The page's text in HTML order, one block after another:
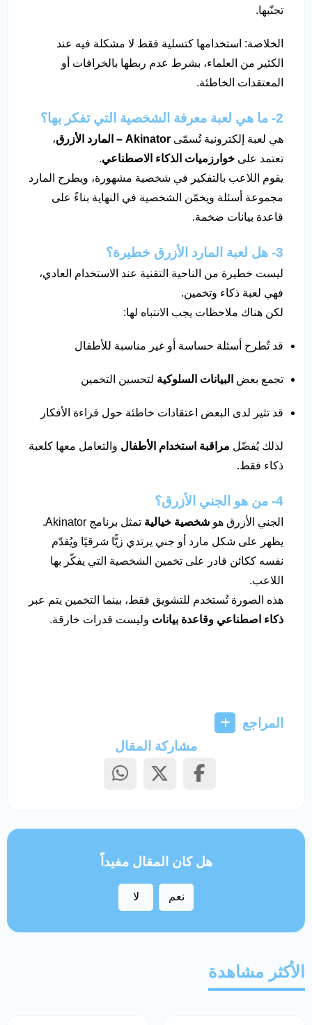
تجنّبها.
الخلاصة: استخدامها كتسلية فقط لا مشكلة فيه عند
الكثير من العلماء، بشرط عدم ربطها بالخرافات أو
المعتقدات الخاطئة.
2- ما هي لعبة معرفة الشخصية التي تفكر بها؟
هي لعبة إلكترونية تُسمّى Akinator – المارد الأزرق
،
تعتمد على خوارزميات الذكاء الاصطناعي.
يقوم اللاعب بالتفكير في شخصية مشهورة، ويطرح المارد
مجموعة أسئلة ويخمّن الشخصية في النهاية بناءً على
قاعدة بيانات ضخمة.
3- هل لعبة المارد الأزرق خطيرة؟
ليست خطيرة من الناحية التقنية عند الاستخدام العادي،
فهي لعبة ذكاء وتخمين.
لكن هناك ملاحظات يجب الانتباه لها:
قد تُطرح أسئلة حساسة أو غير مناسبة للأطفال
تجمع بعض البيانات السلوكية لتحسين التخمين
قد تثير لدى البعض اعتقادات خاطئة حول قراءة الأفكار
لذلك يُفضّل مراقبة استخدام الأطفال والتعامل معها كلعبة
ذكاء فقط.
4- من هو الجني الأزرق؟
الجني الأزرق هو شخصية خيالية تمثل برنامج Akinator.
يظهر على شكل مارد أو جني يرتدي زيًّا شرقيًا ويُقدّم
نفسه ككائن قادر على تخمين الشخصية التي يفكّر بها
اللاعب.
هذه الصورة تُستخدم للتشويق فقط، بينما التخمين يتم عبر
ذكاء اصطناعي وقاعدة بيانات وليست قدرات خارقة.
المراجع
مشاركة المقال
هل كان المقال مفيداً
نعم لا
الأكثر مشاهدة